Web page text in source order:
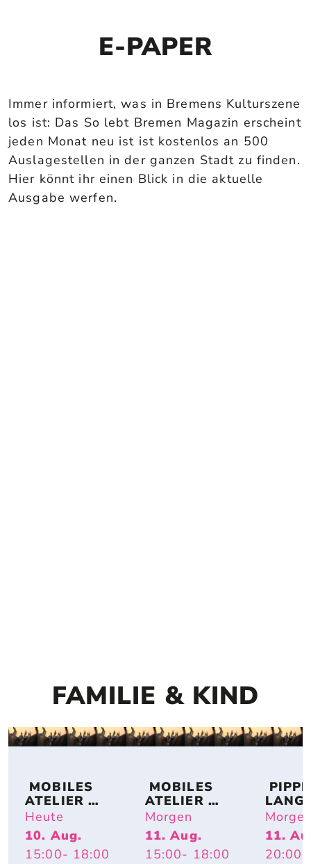
E-PAPER
Immer informiert, was in Bremens Kulturszene
los ist: Das So lebt Bremen Magazin erscheint
jeden Monat neu ist ist kostenlos an 500
Auslagestellen in der ganzen Stadt zu finden.
Hier könnt ihr einen Blick in die aktuelle
Ausgabe werfen.
FAMILIE & KIND
MOBILES
ATELIER
MOKU
Heute
10. Aug.
15:00- 18:00
MOBILES
ATELIER
MOKU
Morgen
11. Aug.
15:00- 18:00
PIPPI
PF
11.
20:00